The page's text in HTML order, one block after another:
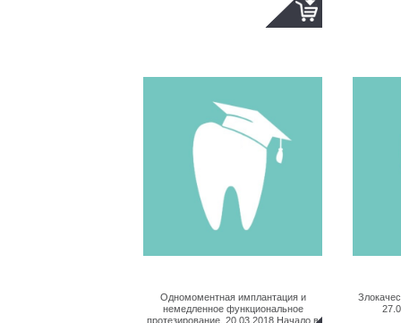
Одномоментная имплантация и
немедленное функциональное
протезирование. 20.03.2018 Начало в